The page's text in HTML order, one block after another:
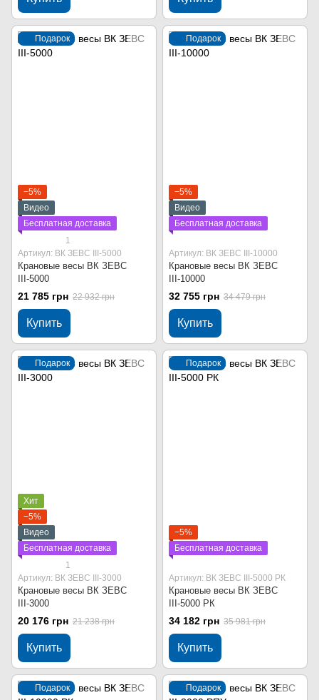
Подарок
−5%
Видео
Бесплатная доставка
1
Артикул: ВК ЗЕВС ІІІ-5000
Крановые весы ВК ЗЕВС
ІІІ-5000
21 785 грн 22 932 грн
Купить
Подарок
−5%
Видео
Бесплатная доставка
Артикул: ВК ЗЕВС ІІІ-10000
Крановые весы ВК ЗЕВС
ІІІ-10000
32 755 грн 34 479 грн
Купить
Подарок
Хит
−5%
Видео
Бесплатная доставка
1
Артикул: ВК ЗЕВС ІІІ-3000
Крановые весы ВК ЗЕВС
ІІІ-3000
20 176 грн 21 238 грн
Купить
Подарок
−5%
Бесплатная доставка
Артикул: ВК ЗЕВС ІІІ-5000 РК
Крановые весы ВК ЗЕВС
ІІІ-5000 РК
34 182 грн 35 981 грн
Купить
Подарок Подарок